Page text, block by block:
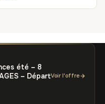
été – 8
– DépartVoir l'offre